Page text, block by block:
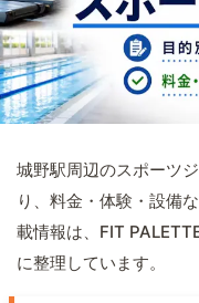
城野駅周辺のスポーツ
り、料金・体験・設備
載情報は、FIT
に整理しています。